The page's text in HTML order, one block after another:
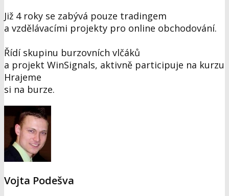
Již 4 roky se zabývá pouze tradingem
a vzdělávacími projekty pro online obchodování.
Řídí skupinu burzovních vlčáků
a projekt WinSignals, aktivně participuje na kurzu
Hrajeme
si na burze.
Vojta Podešva